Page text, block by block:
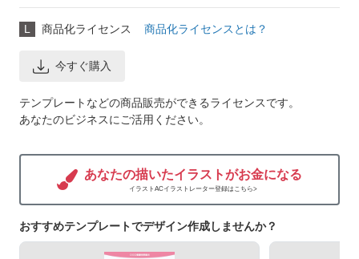
L 商品化ライセンス 商品化ライセンスとは？
今すぐ購入
テンプレートなどの商品販売ができるライセンスです。
あなたのビジネスにご活用ください。
あなたの描いたイラストがお金になる
イラストACイラストレーター登録はこちら>
おすすめテンプレートでデザイン作成しませんか？